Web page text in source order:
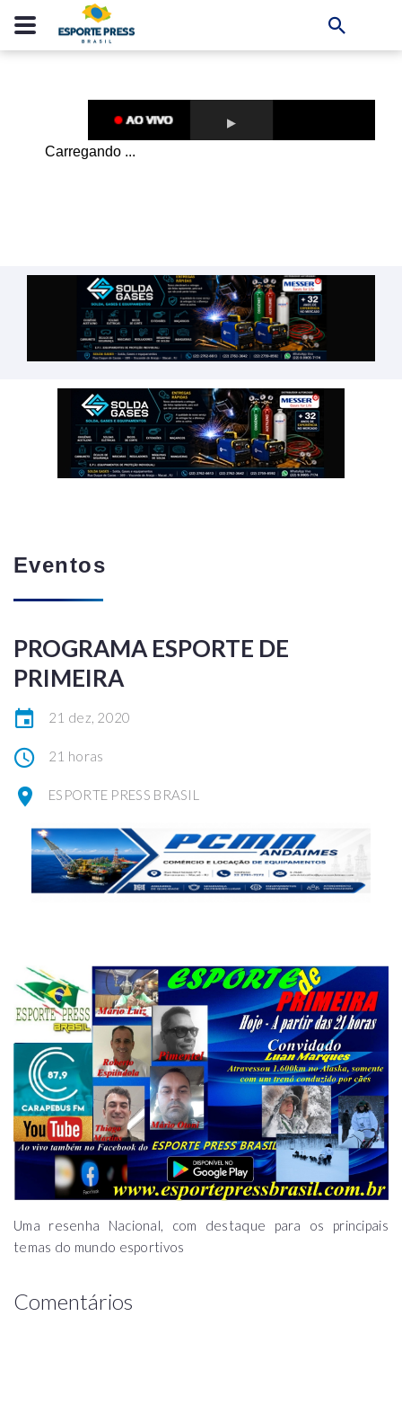
Eventos
PROGRAMA ESPORTE DE
PRIMEIRA
21 dez, 2020
21 horas
ESPORTE PRESS BRASIL
Uma resenha Nacional, com destaque para os principais
temas do mundo esportivos
Comentários